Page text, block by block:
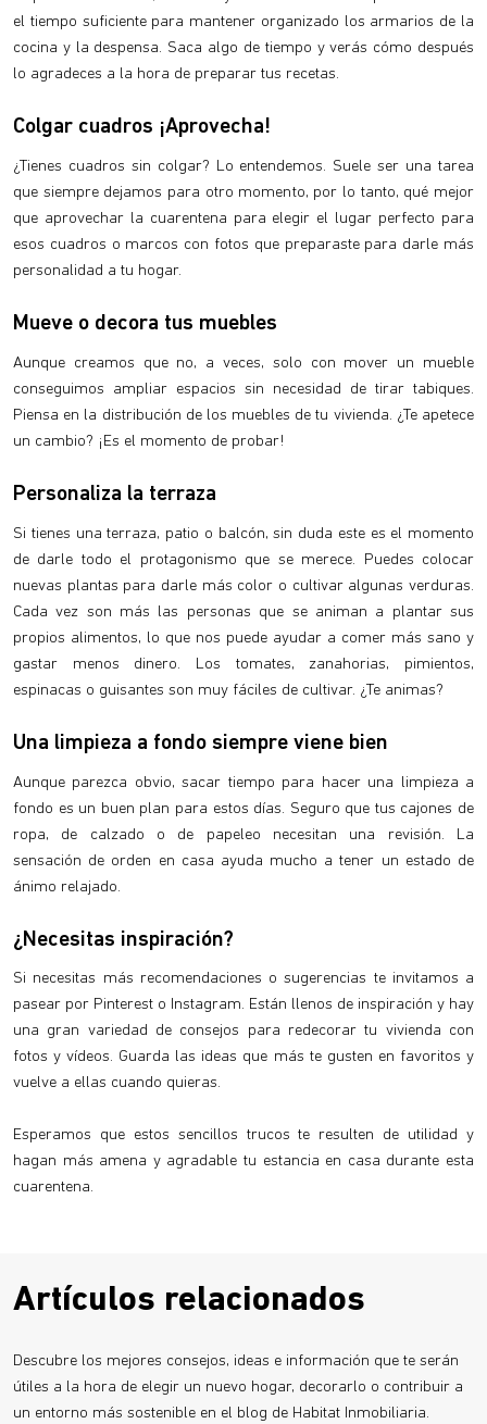
el tiempo suficiente para mantener organizado los armarios de la
cocina y la despensa. Saca algo de tiempo y verás cómo después
lo agradeces a la hora de preparar tus recetas.
Colgar cuadros ¡Aprovecha!
¿Tienes cuadros sin colgar? Lo entendemos. Suele ser una tarea
que siempre dejamos para otro momento, por lo tanto, qué mejor
que aprovechar la cuarentena para elegir el lugar perfecto para
esos cuadros o marcos con fotos que preparaste para darle más
personalidad a tu hogar.
Mueve o decora tus muebles
Aunque creamos que no, a veces, solo con mover un mueble
conseguimos ampliar espacios sin necesidad de tirar tabiques.
Piensa en la distribución de los muebles de tu vivienda. ¿Te apetece
un cambio? ¡Es el momento de probar!
Personaliza la terraza
Si tienes una terraza, patio o balcón, sin duda este es el momento
de darle todo el protagonismo que se merece. Puedes colocar
nuevas plantas para darle más color o cultivar algunas verduras.
Cada vez son más las personas que se animan a plantar sus
propios alimentos, lo que nos puede ayudar a comer más sano y
gastar menos dinero. Los tomates, zanahorias, pimientos,
espinacas o guisantes son muy fáciles de cultivar. ¿Te animas?
Una limpieza a fondo siempre viene bien
Aunque parezca obvio, sacar tiempo para hacer una limpieza a
fondo es un buen plan para estos días. Seguro que tus cajones de
ropa, de calzado o de papeleo necesitan una revisión. La
sensación de orden en casa ayuda mucho a tener un estado de
ánimo relajado.
¿Necesitas inspiración?
Si necesitas más recomendaciones o sugerencias te invitamos a
pasear por Pinterest o Instagram. Están llenos de inspiración y hay
una gran variedad de consejos para redecorar tu vivienda con
fotos y vídeos. Guarda las ideas que más te gusten en favoritos y
vuelve a ellas cuando quieras.
Esperamos que estos sencillos trucos te resulten de utilidad y
hagan más amena y agradable tu estancia en casa durante esta
cuarentena.
Artículos relacionados
Descubre los mejores consejos, ideas e información que te serán
útiles a la hora de elegir un nuevo hogar, decorarlo o contribuir a
un entorno más sostenible en el blog de Habitat Inmobiliaria.